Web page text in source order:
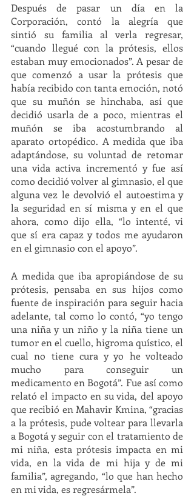
Después de pasar un día en la
Corporación, contó la alegría que
sintió su familia al verla regresar,
“cuando llegué con la prótesis, ellos
estaban muy emocionados”. A pesar de
que comenzó a usar la prótesis que
había recibido con tanta emoción, notó
que su muñón se hinchaba, así que
decidió usarla de a poco, mientras el
muñón se iba acostumbrando al
aparato ortopédico. A medida que iba
adaptándose, su voluntad de retomar
una vida activa incrementó y fue así
como decidió volver al gimnasio, el que
alguna vez le devolvió el autoestima y
la seguridad en sí misma y en el que
ahora, como dijo ella, “lo intenté, vi
que sí era capaz y todos me ayudaron
en el gimnasio con el apoyo”.
A medida que iba apropiándose de su
prótesis, pensaba en sus hijos como
fuente de inspiración para seguir hacia
adelante, tal como lo contó, “yo tengo
una niña y un niño y la niña tiene un
tumor en el cuello, higroma quístico, el
cual no tiene cura y yo he volteado
mucho para conseguir un
medicamento en Bogotá”. Fue así como
relató el impacto en su vida, del apoyo
que recibió en Mahavir Kmina, “gracias
a la prótesis, pude voltear para llevarla
a Bogotá y seguir con el tratamiento de
mi niña, esta prótesis impacta en mi
vida, en la vida de mi hija y de mi
familia”, agregando, “lo que han hecho
en mi vida, es regresármela”.